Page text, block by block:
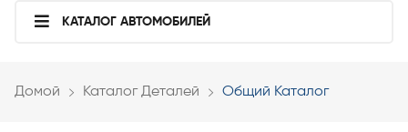
КАТАЛОГ АВТОМОБИЛЕЙ
Домой Каталог Деталей Общий Каталог